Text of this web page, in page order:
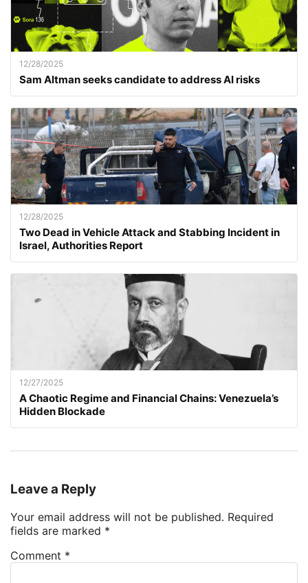
12/28/2025
Sam Altman seeks candidate to address AI risks
12/28/2025
Two Dead in Vehicle Attack and Stabbing Incident in
Israel, Authorities Report
12/27/2025
A Chaotic Regime and Financial Chains: Venezuela’s
Hidden Blockade
Leave a Reply
Your email address will not be published. Required
fields are marked *
Comment *